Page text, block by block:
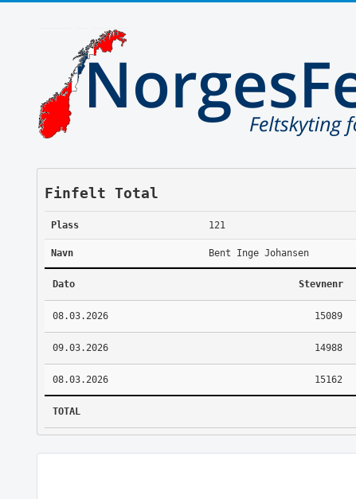
Finfelt Total
Plass 121
Navn Bent Inge Johansen
Dato Stevnenr
08.03.2026 15089
09.03.2026 14988
08.03.2026 15162
TOTAL